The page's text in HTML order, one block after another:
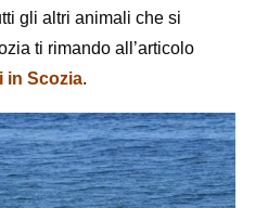
gli altri animali che si
ti rimando all’articolo
in Scozia.